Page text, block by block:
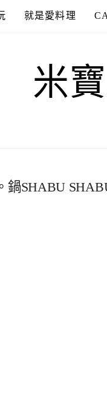
就是愛料理
米
SHABU